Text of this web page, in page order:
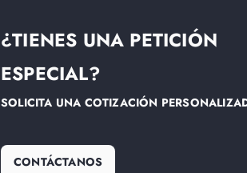
¿TIENES UNA PETICIÓN
ESPECIAL?
SOLICITA UNA COTIZACIÓN
CONTÁCTANOS